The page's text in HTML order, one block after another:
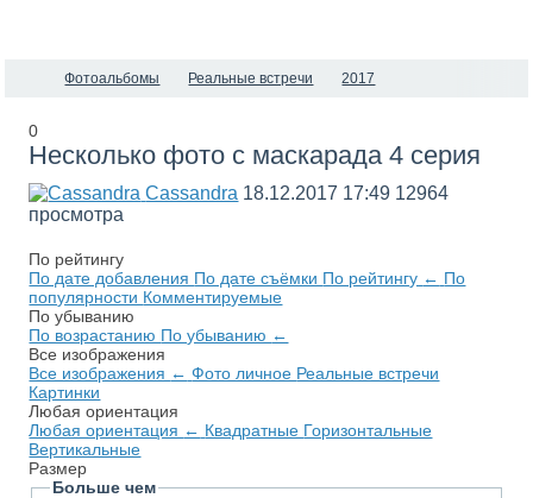
Фотоальбомы Реальные встречи 2017
0
Несколько фото с маскарада 4 серия
Cassandra 18.12.2017 17:49 12964
просмотра
По рейтингу
По дате добавления По дате съёмки По рейтингу ← По
популярности Комментируемые
По убыванию
По возрастанию По убыванию ←
Все изображения
Все изображения ← Фото личное Реальные встречи
Картинки
Любая ориентация
Любая ориентация ← Квадратные Горизонтальные
Вертикальные
Размер
Больше чем